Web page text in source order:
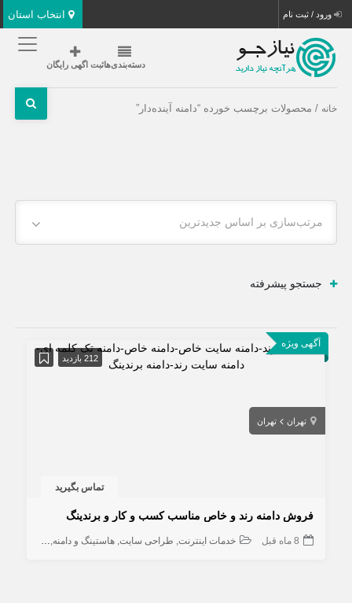
انتخاب استان ورود / ثبت نام
دسته‌بندی‌هاثبت اگهی رایگان
خانه / محصولات برچسب خورده “دامنه آینده‌دار”
مرتب‌سازی بر اساس جدیدترین
جستجو پیشرفته
آگهی ویژه
212 بازدید
تهران تهران
تماس بگیرید
فروش دامنه رند و خاص مناسب کسب و کار و برندینگ
8 ماه قبل خدمات اینترنت طراحی سایت هاستینگ و دامنه کامپیوتر و